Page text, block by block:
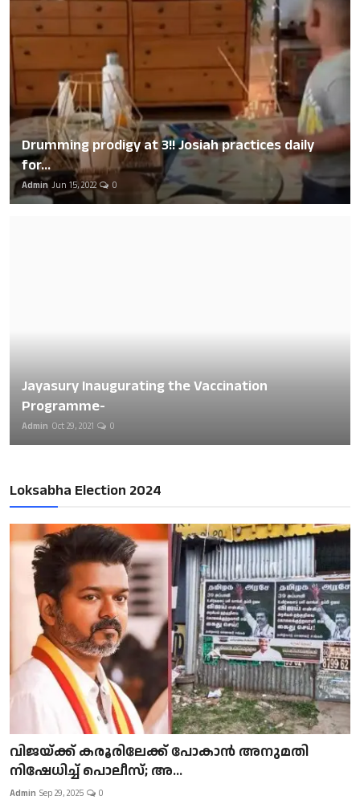
Drumming prodigy at 3!! Josiah practices daily
for...
Admin Jun 15, 2022 0
Jayasury Inaugurating the Vaccination
Programme-
Admin Oct 29, 2021 0
Loksabha Election 2024
വിജയ്ക്ക് കരൂരിലേക്ക് പോകാൻ അനുമതി
നിഷേധിച്ച് പൊലീസ്; അ...
Admin Sep 29, 2025 0